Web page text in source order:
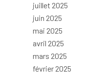
juillet 2025
juin 2025
mai 2025
avril 2025
mars 2025
février 2025